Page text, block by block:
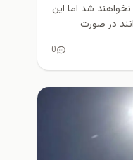
شد اما این
در صورت
0